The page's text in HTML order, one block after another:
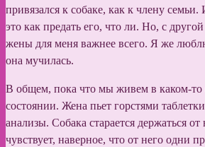
привязался к собаке, как к члену семьи.
это как предать его, что ли. Но, с
жены для меня важнее всего. Я же
она мучилась.
В общем, пока что мы живем в каком-
состоянии. Жена пьет горстями
анализы. Собака старается держаться
чувствует, наверное, что от него одни